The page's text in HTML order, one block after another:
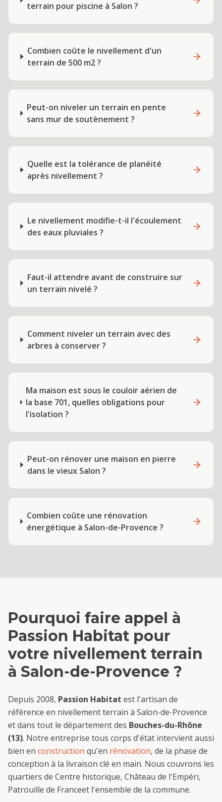
terrain pour piscine à Salon ?
Combien coûte le nivellement d'un
terrain de 500 m2 ?
Peut-on niveler un terrain en pente
sans mur de soutènement ?
Quelle est la tolérance de planéité
après nivellement ?
Le nivellement modifie-t-il l'écoulement
des eaux pluviales ?
Faut-il attendre avant de construire sur
un terrain nivelé ?
Comment niveler un terrain avec des
arbres à conserver ?
Ma maison est sous le couloir aérien de
la base 701, quelles obligations pour
l'isolation ?
Peut-on rénover une maison en pierre
dans le vieux Salon ?
Combien coûte une rénovation
énergétique à Salon-de-Provence ?
Pourquoi faire appel à
Passion Habitat pour
votre nivellement terrain
à Salon-de-Provence ?
Depuis 2008, Passion Habitat est l'artisan de
référence en nivellement terrain à Salon-de-Provence
et dans tout le département des Bouches-du-Rhône
(13). Notre entreprise tous corps d'état intervient aussi
bien en construction qu'en rénovation, de la phase de
conception à la livraison clé en main. Nous couvrons les
quartiers de Centre historique, Château de l'Empéri,
Patrouille de Franceet l'ensemble de la commune.